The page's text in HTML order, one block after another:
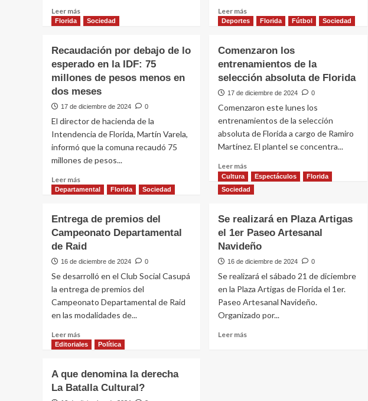
Leer más
más
miércoles
18
sesionará
el
de
la
Junta
de
Florida
Leer más
más
selección
juvenil
de
este
lunes
los
entrenamientos
Florida Sociedad
Recaudación por debajo de lo
esperado en la IDF: 75
millones de pesos menos en
dos meses
17 de diciembre de 2024 0
El director de hacienda de la
Intendencia de Florida, Martín Varela,
informó que la comuna recaudó 75
millones de pesos...
Leer más
más
por
debajo
de
en
la
IDF:
75
de
pesos
en
dos
meses
Deportes Florida Fútbol Sociedad
Comenzaron los
entrenamientos de la
selección absoluta de Florida
17 de diciembre de 2024 0
Comenzaron este lunes los
entrenamientos de la selección
absoluta de Florida a cargo de Ramiro
Martínez. El plantel se concentra...
Leer más
más
sobre
entrenamientos
de
la
absoluta
de
Florida
Departamental Florida Sociedad
Entrega de premios del
Campeonato Departamental
de Raid
16 de diciembre de 2024 0
Se desarrolló en el Club Social Casupá
la entrega de premios del
Campeonato Departamental de Raid
en las modalidades de...
Leer más
más
de
premios
Cultura Espectáculos
Florida
Sociedad
Se realizará en Plaza Artigas
el 1er Paseo Artesanal
Navideño
16 de diciembre de 2024 0
Se realizará el sábado 21 de diciembre
en la Plaza Artigas de Florida el 1er.
Paseo Artesanal Navideño.
Organizado por...
Leer más
Editoriales Política
A que denomina la derecha
La Batalla Cultural?